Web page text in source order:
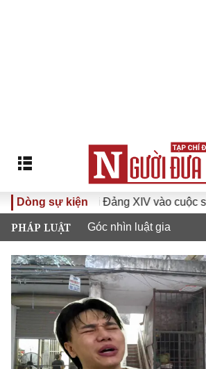
Dòng sự kiện
Đại hội Đảng XIV vào cuộc sống
PHÁP LUẬT Góc nhìn luật gia